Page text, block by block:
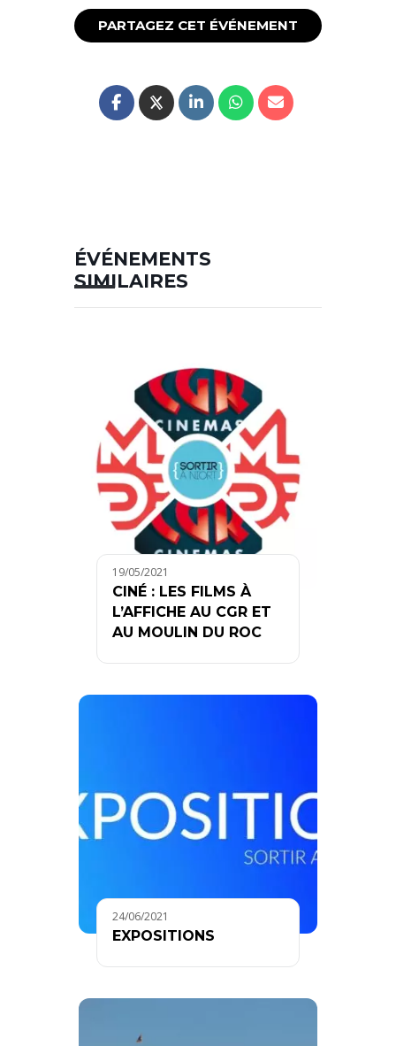
PARTAGEZ CET ÉVÉNEMENT
ÉVÉNEMENTS
SIMILAIRES
19/05/2021
CINÉ : LES FILMS À
L’AFFICHE AU CGR ET
AU MOULIN DU ROC
24/06/2021
EXPOSITIONS